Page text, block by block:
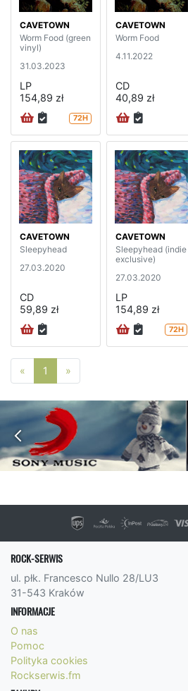
CAVETOWN
Worm Food (green
vinyl)
31.03.2023
LP
154,89 zł
72H
CAVETOWN
Worm Food
4.11.2022
CD
40,89 zł
CAVETOWN
Sleepyhead
27.03.2020
CD
59,89 zł
CAVETOWN
Sleepyhead (indie
exclusive)
27.03.2020
LP
154,89 zł
72H
« Poprzednia strona
1 »
ROCK-SERWIS
ul. płk. Francesco Nullo 28/LU3
31-543 Kraków
INFORMACJE
O nas
Pomoc
Polityka cookies
Rockserwis.fm